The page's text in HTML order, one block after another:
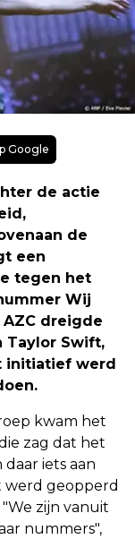
Google
de actie
de
een
tegen het
Wij
dreigde
Taylor Swift,
initiatief werd
kwam het
zag dat het
iets aan
werd geopperd
zijn vanuit
nummers",